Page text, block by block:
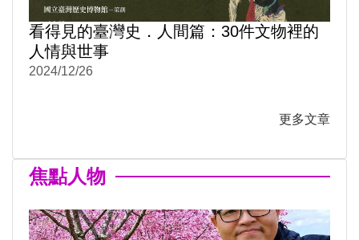
看得見的臺灣史．人間篇：30件文物裡的
人情與世事
2024/12/26
更多文章
焦點人物